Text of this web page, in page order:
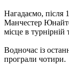
Нагадаємо, після
Манчестер
місце в турнірній
Водночас із
програли чотири.